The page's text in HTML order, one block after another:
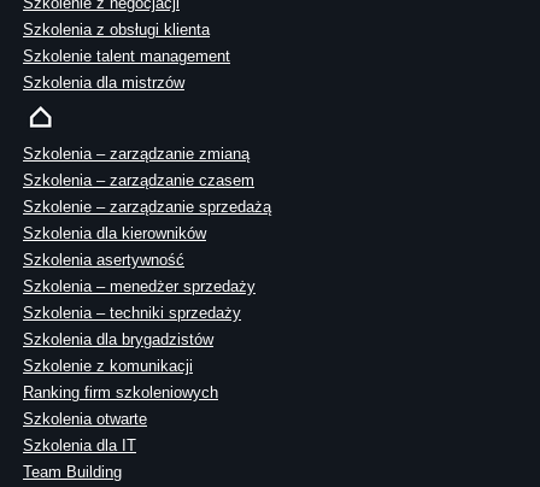
Szkolenia z obsługi klienta
Szkolenie talent management
Szkolenia dla mistrzów
Szkolenia – zarządzanie zmianą
Szkolenia – zarządzanie czasem
Szkolenie – zarządzanie sprzedażą
Szkolenia dla kierowników
Szkolenia asertywność
Szkolenia – menedżer sprzedaży
Szkolenia – techniki sprzedaży
Szkolenia dla brygadzistów
Szkolenie z komunikacji
Ranking firm szkoleniowych
Szkolenia otwarte
Szkolenia dla IT
Team Building